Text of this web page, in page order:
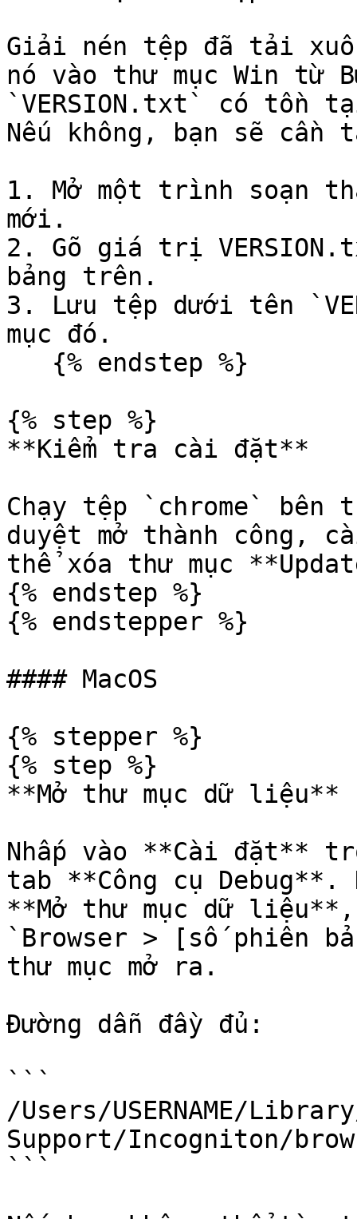
Giải nén tệp đã tải
nó vào thư mục Win từ
`VERSION.txt` có tồn
Nếu không, bạn sẽ cần
1. Mở một trình soạn
mới.
2. Gõ giá trị
bảng trên.
3. Lưu tệp dưới tên
mục đó.
{% step %}
**Kiểm tra cài đặt**
Chạy tệp `chrome` bên
duyệt mở thành công,
thể xóa thư mục
{% endstep %}
{% endstepper %}
#### MacOS
{% stepper %}
{% step %}
**Mở thư mục dữ liệu**
Nhấp vào **Cài đặt**
tab **Công cụ
**Mở thư mục dữ
`Browser > [số phiên
thư mục mở ra.
Đường dẫn đầy đủ:
```
/Users/USERNAME/
Support/Incogniton/
```